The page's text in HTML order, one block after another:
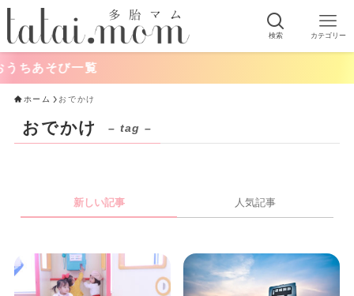
検索 カテゴリー
あそび一覧
ホーム おでかけ
おでかけ – tag –
新しい記事 人気記事